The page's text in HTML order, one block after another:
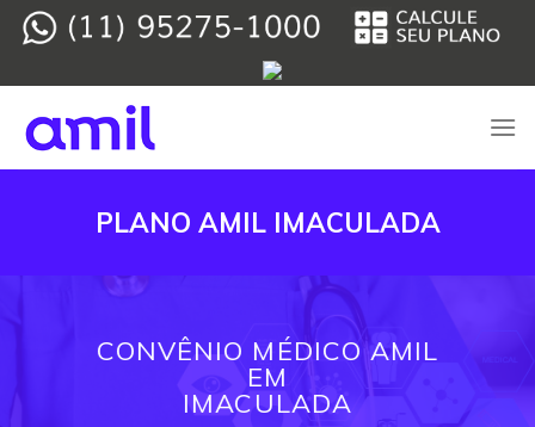
Skip
PLANO AMIL IMACULADA
CONVÊNIO MÉDICO AMIL
EM
IMACULADA